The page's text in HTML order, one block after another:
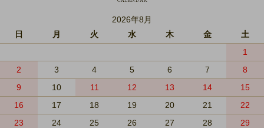
2026年8月
日
月 火 水 木 金
土
1
2
3 4 5 6 7
8
9
10 11 12 13 14
15
16
17 18 19 20 21
22
23
24 25 26 27 28
29